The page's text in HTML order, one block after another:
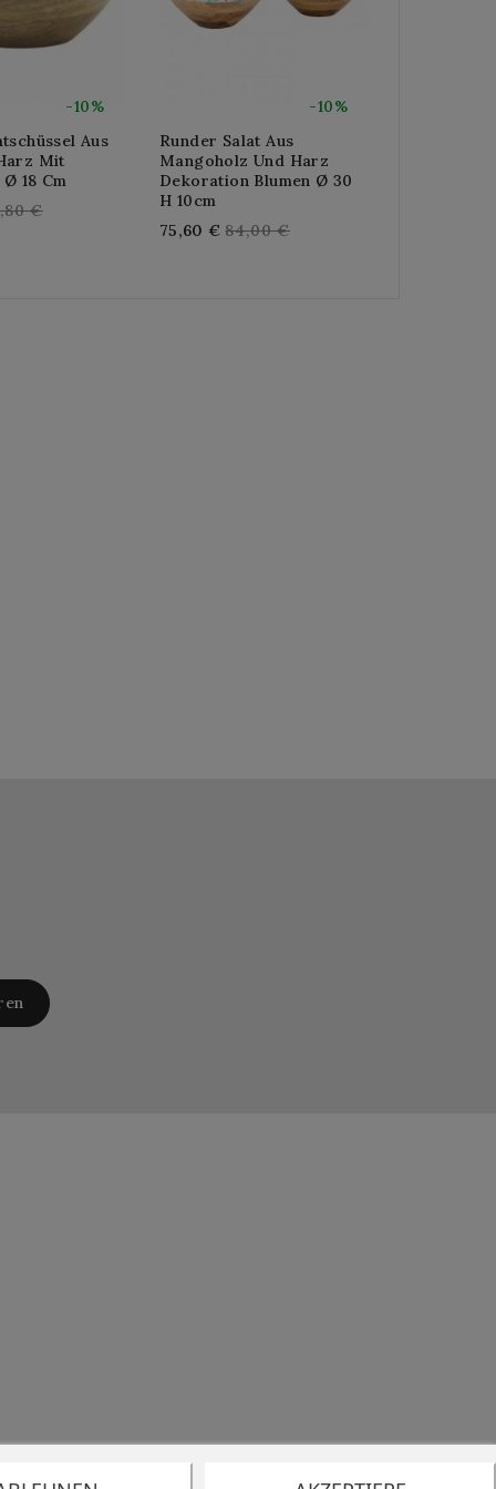
-10%
Aus
Mit
18 Cm
€
-10%
Runder Salat Aus
Mangoholz Und Harz
Dekoration Blumen Ø 30
H 10cm
75,60 € Regular
84,00 €